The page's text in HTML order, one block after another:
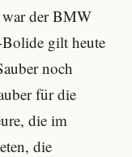
der BMW
gilt heute
noch
für die
die im
die